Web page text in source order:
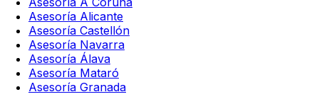
Asesoría Alicante
Asesoría Castellón
Asesoría Navarra
Asesoría Álava
Asesoría Mataró
Asesoría Granada